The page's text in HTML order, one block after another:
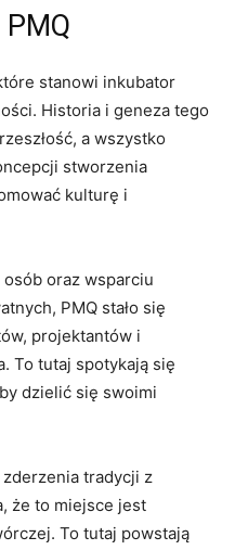
stanowi inkubator
Historia i geneza​ tego
a wszystko‌
stworzenia
kulturę i
oraz wsparciu
PMQ stało się
projektantów⁣ i
To ⁢tutaj spotykają się‍
dzielić się⁣ swoimi
tradycji z
że to miejsce jest
To tutaj powstają